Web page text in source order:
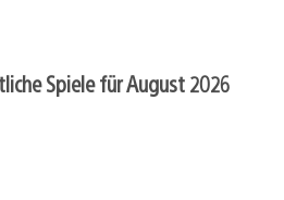
Spiele für August 2026